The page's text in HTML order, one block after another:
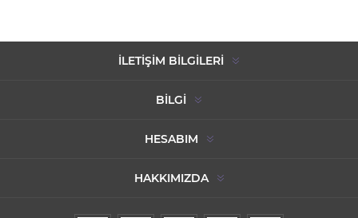
İLETIŞIM BILGILERI
BILGI
HESABIM
HAKKIMIZDA